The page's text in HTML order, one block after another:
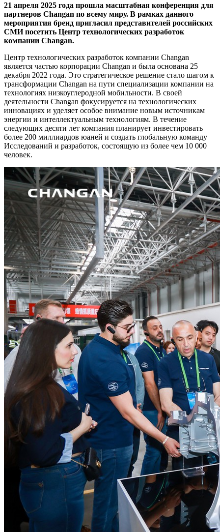
21 апреля 2025 года прошла масштабная конференция для
партнеров Changan по всему миру. В рамках данного
мероприятия бренд пригласил представителей российских
СМИ посетить Центр технологических разработок
компании Changan.
Центр технологических разработок компании Changan
является частью корпорации Changan и была основана 25
декабря 2022 года. Это стратегическое решение стало шагом к
трансформации Changan на пути специализации компании на
технологиях низкоуглеродной мобильности. В своей
деятельности Changan фокусируется на технологических
инновациях и уделяет особое внимание новым источникам
энергии и интеллектуальным технологиям. В течение
следующих десяти лет компания планирует инвестировать
более 200 миллиардов юаней и создать глобальную команду
Исследований и разработок, состоящую из более чем 10 000
человек.